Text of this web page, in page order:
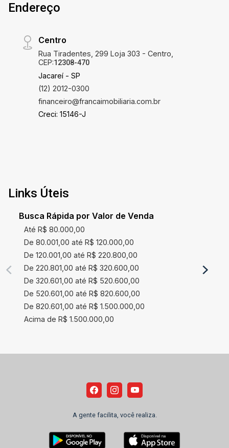
tornando-a perfeita para receber amigos e
familiares em momentos de lazer. Não perca a
pronta para morar. Agende uma visita e descubra
o seu novo lar em Jacareí.
Endereço
Centro
Rua Tiradentes, 299 Loja 303 - Centro,
CEP:12308-470
Jacareí - SP
(12) 2012-0300
financeiro@francaimobiliaria.com.br
Creci: 15146-J
Links Úteis
Busca Rápida por Valor de Venda
Até R$ 80.000,00
De 80.001,00 até R$ 120.000,00
De 120.001,00 até R$ 220.800,00
De 220.801,00 até R$ 320.600,00
De 320.601,00 até R$ 520.600,00
De 520.601,00 até R$ 820.600,00
De 820.601,00 até R$ 1.500.000,00
Acima de R$ 1.500.000,00
A gente facilita, você realiza.